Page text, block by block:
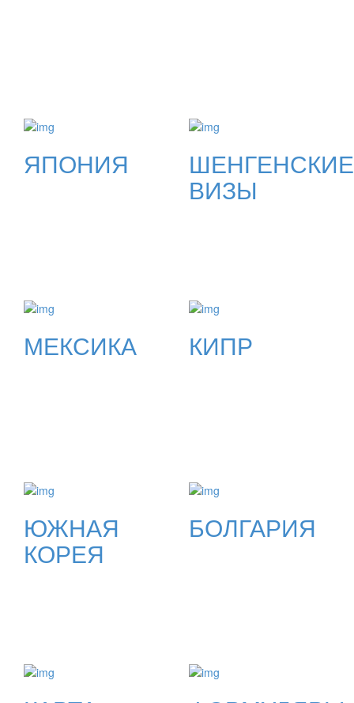
ЯПОНИЯ ШЕНГЕНСКИЕ
ВИЗЫ
МЕКСИКА КИПР
ЮЖНАЯ
КОРЕЯ
БОЛГАРИЯ